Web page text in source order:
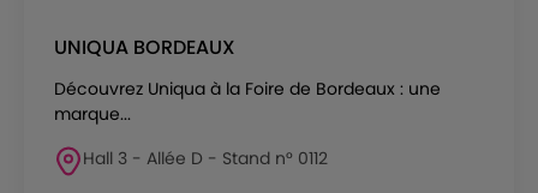
UNIQUA BORDEAUX
Découvrez Uniqua à la Foire de Bordeaux : une
marque...
Hall 3 - Allée D - Stand n° 0112